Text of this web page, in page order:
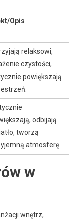
Opis
relaksowi,
czystości,
powiększają
odbijają
tworzą
atmosferę.
w
wnętrz,